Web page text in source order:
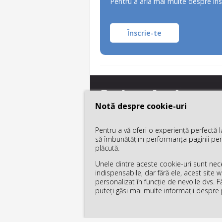
Notă despre cookie-uri
Pentru a vă oferi o experiență
să îmbunătățim performanța paginii
plăcută.
Unele dintre aceste cookie-uri sunt
indispensabile, dar fără ele, acest site
personalizat în funcție de nevoile dvs.
puteți găsi mai multe informații despre
Înscrie-te
Notă despre cookie-uri
Pentru a vă oferi o experiență
să îmbunătățim performanța paginii
plăcută.
Unele dintre aceste cookie-uri sunt
indispensabile, dar fără ele, acest site
personalizat în funcție de nevoile dvs.
puteți găsi mai multe informații despre